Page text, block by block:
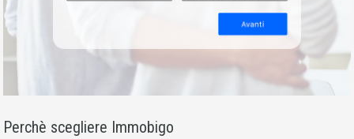
Perchè scegliere Immobigo